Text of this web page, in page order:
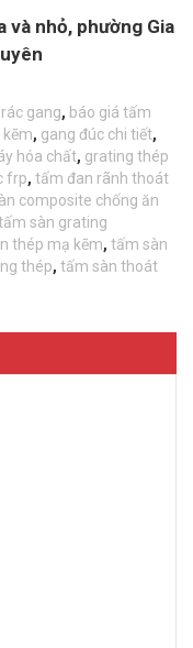
và nhỏ, phường Gia
gang, báo giá tấm
, gang đúc chi tiết,
hóa chất, grating thép
frp, tấm đan rãnh thoát
composite chống ăn
sàn grating
thép mạ kẽm, tấm sàn
thép, tấm sàn thoát